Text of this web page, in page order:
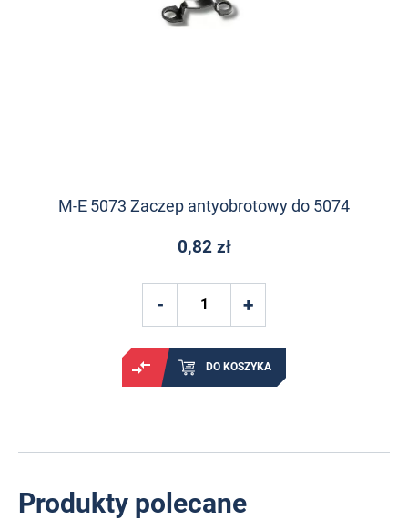
M-E 5073 Zaczep antyobrotowy do 5074
0,82 zł
DO KOSZYKA
Produkty polecane